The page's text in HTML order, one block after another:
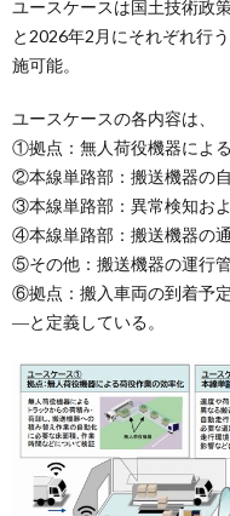
ユースケースは国土技術政
と2026年2月にそれぞれ行
施可能。
ユースケースの各内容は、
①拠点：無人荷役機器によ
②本線単路部：搬送機器の
③本線単路部：異常検知お
④本線単路部：搬送機器の
⑤その他：搬送機器の運行
⑥拠点：搬入車両の到着予
―と定義している。